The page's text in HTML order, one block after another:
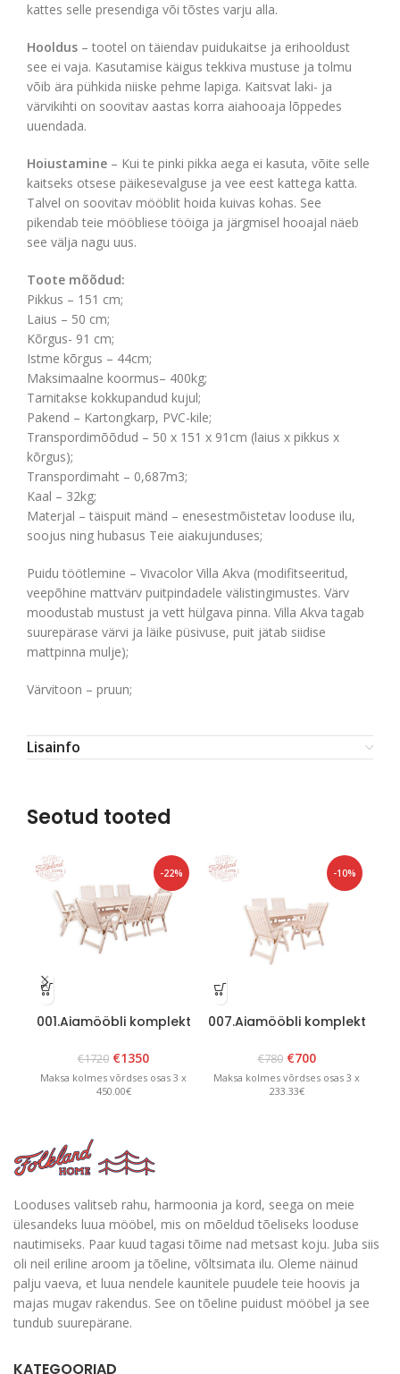
kattes selle presendiga või tõstes varju alla.
Hooldus – tootel on täiendav puidukaitse ja erihooldust
see ei vaja. Kasutamise käigus tekkiva mustuse ja tolmu
võib ära pühkida niiske pehme lapiga. Kaitsvat laki- ja
värvikihti on soovitav aastas korra aiahooaja lõppedes
uuendada.
Hoiustamine – Kui te pinki pikka aega ei kasuta, võite selle
kaitseks otsese päikesevalguse ja vee eest kattega katta.
Talvel on soovitav mööblit hoida kuivas kohas. See
pikendab teie mööbliese tööiga ja järgmisel hooajal näeb
see välja nagu uus.
Toote mõõdud:
Pikkus – 151 cm;
Laius – 50 cm;
Kõrgus- 91 cm;
Istme kõrgus – 44cm;
Maksimaalne koormus– 400kg;
Tarnitakse kokkupandud kujul;
Pakend – Kartongkarp, PVC-kile;
Transpordimõõdud – 50 x 151 x 91cm (laius x pikkus x
kõrgus);
Transpordimaht – 0,687m3;
Kaal – 32kg;
Materjal – täispuit mänd – enesestmõistetav looduse ilu,
soojus ning hubasus Teie aiakujunduses;
Puidu töötlemine – Vivacolor Villa Akva (modifitseeritud,
veepõhine mattvärv puitpindadele välistingimustes. Värv
moodustab mustust ja vett hülgava pinna. Villa Akva tagab
suurepärase värvi ja läike püsivuse, puit jätab siidise
mattpinna mulje);
Värvitoon – pruun;
Lisainfo
Seotud tooted
-22%
001.Aiamööbli komplekt
€1720 €1350
Maksa kolmes võrdses osas 3 x
450.00€
-10%
007.Aiamööbli komplekt
€780 €700
Maksa kolmes võrdses osas 3 x
233.33€
Looduses valitseb rahu, harmoonia ja kord, seega on meie
ülesandeks luua mööbel, mis on mõeldud tõeliseks looduse
nautimiseks. Paar kuud tagasi tõime nad metsast koju. Juba siis
oli neil eriline aroom ja tõeline, võltsimata ilu. Oleme näinud
palju vaeva, et luua nendele kaunitele puudele teie hoovis ja
majas mugav rakendus. See on tõeline puidust mööbel ja see
tundub suurepärane.
KATEGOORIAD